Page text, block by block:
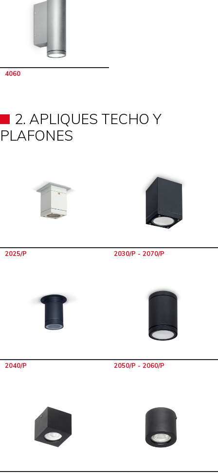
4060
2. APLIQUES TECHO Y
PLAFONES
2025/P 2030/P - 2070/P
2040/P 2050/P - 2060/P